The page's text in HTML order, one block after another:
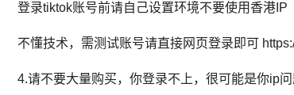
登录tiktok账号前请自己设置环境不要使用香港IP
不懂技术，需测试账号请直接网页登录即可
4.请不要大量购买，你登录不上，很可能是你ip问